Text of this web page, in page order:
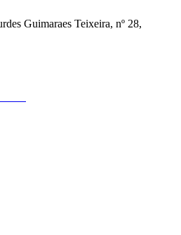
Guimaraes Teixeira, nº 28,